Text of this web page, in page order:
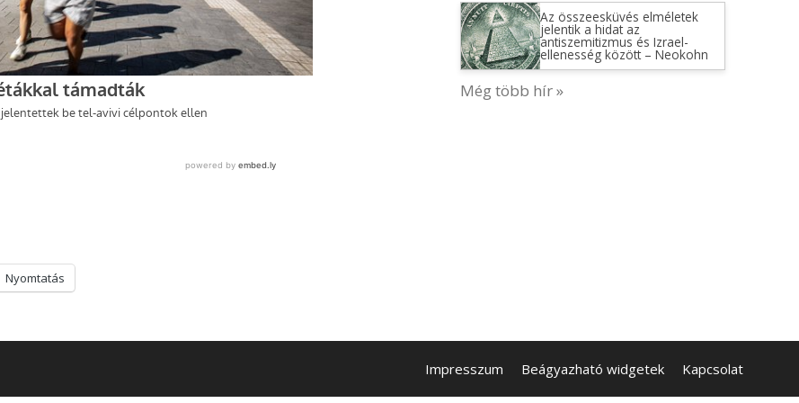
Nyomtatás
Az összeesküvés elméletek
jelentik a hidat az
antiszemitizmus és Izrael-
ellenesség között – Neokohn
Még több hír »
Impresszum Beágyazható widgetek Kapcsolat